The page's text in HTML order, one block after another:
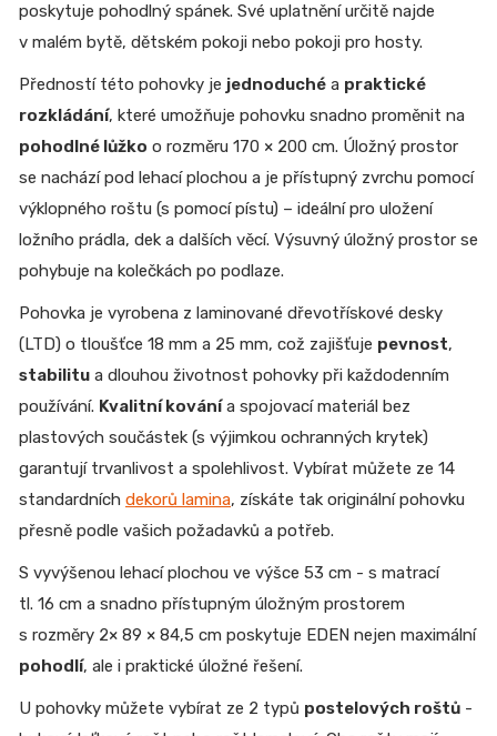
poskytuje pohodlný spánek. Své uplatnění určitě najde
v malém bytě, dětském pokoji nebo pokoji pro hosty.
Předností této pohovky je jednoduché a praktické
rozkládání, které umožňuje pohovku snadno proměnit na
pohodlné lůžko o rozměru 170 × 200 cm. Úložný prostor
se nachází pod lehací plochou a je přístupný zvrchu pomocí
výklopného roštu (s pomocí pístu) – ideální pro uložení
ložního prádla, dek a dalších věcí. Výsuvný úložný prostor se
pohybuje na kolečkách po podlaze.
Pohovka je vyrobena z laminované dřevotřískové desky
(LTD) o tloušťce 18 mm a 25 mm, což zajišťuje pevnost,
stabilitu a dlouhou životnost pohovky při každodenním
používání. Kvalitní kovánía spojovací materiál bez
plastových součástek (s výjimkou ochranných krytek)
garantují trvanlivost a spolehlivost. Vybírat můžete ze 14
standardních dekorů lamina, získáte tak originální pohovku
přesně podle vašich požadavků a potřeb.
S vyvýšenou lehací plochou ve výšce 53 cm - s matrací
tl. 16 cm a snadno přístupným úložným prostorem
s rozměry 2× 89 × 84,5 cm poskytuje EDEN nejen maximální
pohodlí, ale i praktické úložné řešení.
U pohovky můžete vybírat ze 2 typů postelových roštů -